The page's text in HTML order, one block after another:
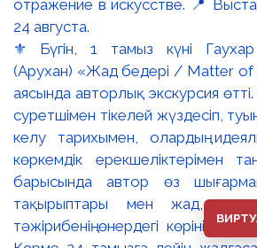
⚜️ Бүгін, 1 тамыз күні Гаухар
(Арухан) «Жад бедері / Matter of
аясында авторлық экскурсия
суретшімен тікелей жүздесіп,
келу тарихымен, олардың
көркемдік ерекшеліктерімен
барысында автор өз
тақырыптары мен жад,
тәжірибенің өнердегі көрінісі